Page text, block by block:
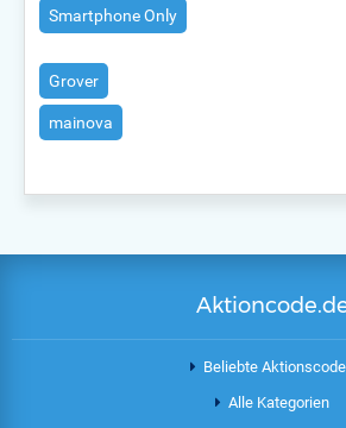
Smartphone Only
Grover
mainova
Beliebte
Alle Kategorien